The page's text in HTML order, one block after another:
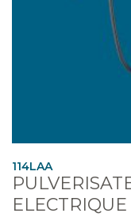
114LAA
ELECTRIQUE